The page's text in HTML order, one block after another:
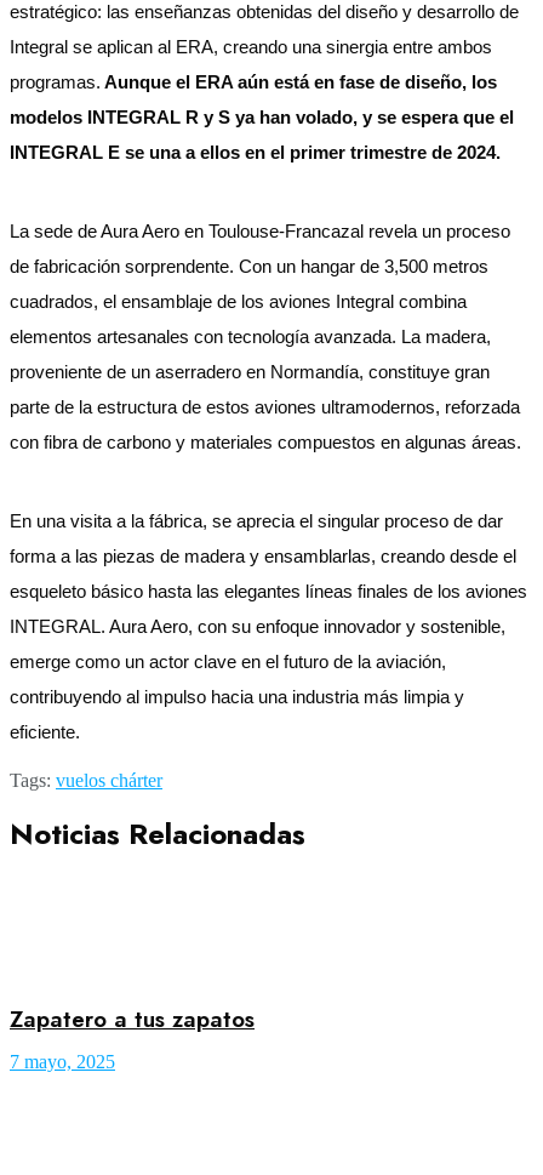
estratégico: las enseñanzas obtenidas del diseño y desarrollo de
Integral se aplican al ERA, creando una sinergia entre ambos
programas. Aunque el ERA aún está en fase de diseño, los
modelos INTEGRAL R y S ya han volado, y se espera que el
INTEGRAL E se una a ellos en el primer trimestre de 2024.
La sede de Aura Aero en Toulouse-Francazal revela un proceso
de fabricación sorprendente. Con un hangar de 3,500 metros
cuadrados, el ensamblaje de los aviones Integral combina
elementos artesanales con tecnología avanzada. La madera,
proveniente de un aserradero en Normandía, constituye gran
parte de la estructura de estos aviones ultramodernos, reforzada
con fibra de carbono y materiales compuestos en algunas áreas.
En una visita a la fábrica, se aprecia el singular proceso de dar
forma a las piezas de madera y ensamblarlas, creando desde el
esqueleto básico hasta las elegantes líneas finales de los aviones
INTEGRAL. Aura Aero, con su enfoque innovador y sostenible,
emerge como un actor clave en el futuro de la aviación,
contribuyendo al impulso hacia una industria más limpia y
eficiente.
Tags: vuelos chárter
Noticias Relacionadas
Zapatero a tus zapatos
7 mayo, 2025